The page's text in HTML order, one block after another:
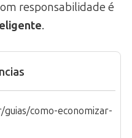
responsabilidade é
.
como-economizar-